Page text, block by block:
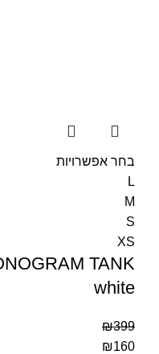
בחר אפשרויות
L
M
S
XS
TANK
white
₪399
₪160